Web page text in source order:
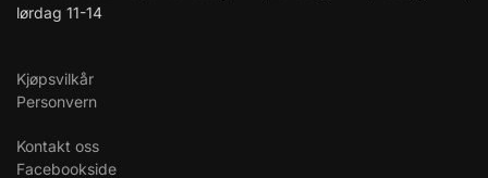
lørdag 11-14
Kjøpsvilkår
Personvern
Kontakt oss
Facebookside